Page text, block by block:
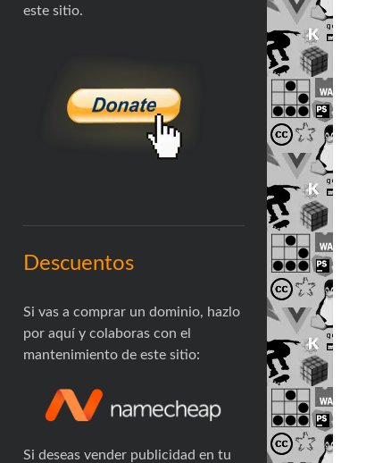
este sitio.
Descuentos
Si vas a comprar un dominio, hazlo
por aquí y colaboras con el
mantenimiento de este sitio:
Si deseas vender publicidad en tu